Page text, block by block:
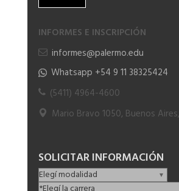
INFORMES E INSCRIPCIÓN
informes@palermo.edu
Whatsapp +54 9 11 38325424
(5411) 4964-4600
Mario Bravo 1050, Buenos
SOLICITAR INFORMACIÓN